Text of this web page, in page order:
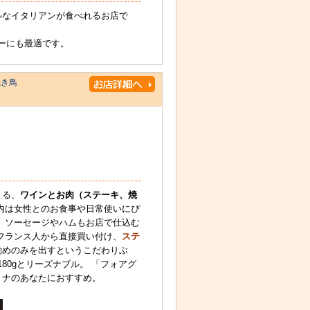
イタリアンが食べれるお店で
も最適です。
鳥
、 ワインとお肉（ステーキ、焼
女性とのお食事や日常使いにぴ
ソーセージやハムもお店で仕込む
ランス人から直接買い付け、
ステ
のみを出すというこだわりぶ
とリーズナブル。 「フォアグ
のあなたにおすすめ。